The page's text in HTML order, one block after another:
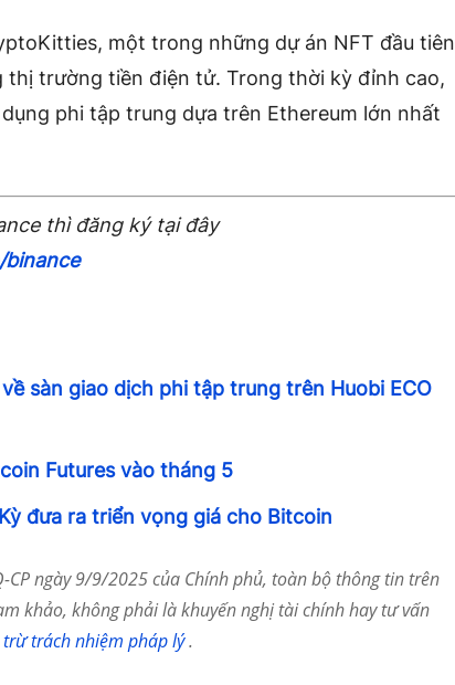
, một trong những dự án NFT đầu tiên
trường tiền điện tử. Trong thời kỳ đỉnh cao,
phi tập trung dựa trên Ethereum lớn nhất
thì đăng ký tại đây
sàn giao dịch phi tập trung trên Huobi ECO
Futures vào tháng 5
đưa ra triển vọng giá cho Bitcoin
ngày 9/9/2025 của Chính phủ, toàn bộ thông tin trên
khảo, không phải là khuyến nghị tài chính hay tư vấn
trừ trách nhiệm pháp lý.